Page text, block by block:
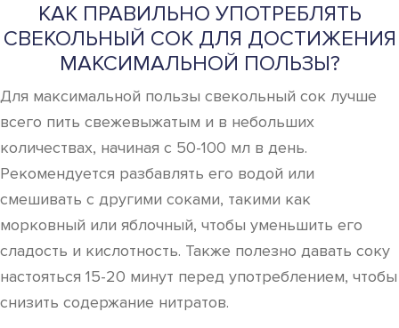
КАК ПРАВИЛЬНО УПОТРЕБЛЯТЬ
СВЕКОЛЬНЫЙ СОК ДЛЯ ДОСТИЖЕНИЯ
МАКСИМАЛЬНОЙ ПОЛЬЗЫ?
Для максимальной пользы свекольный сок лучше
всего пить свежевыжатым и в небольших
количествах, начиная с 50-100 мл в день.
Рекомендуется разбавлять его водой или
смешивать с другими соками, такими как
морковный или яблочный, чтобы уменьшить его
сладость и кислотность. Также полезно давать соку
настояться 15-20 минут перед употреблением, чтобы
снизить содержание нитратов.